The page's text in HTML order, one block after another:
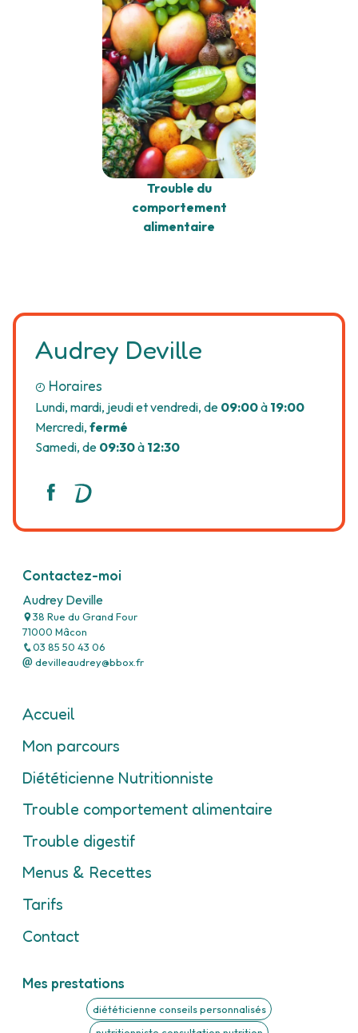
Trouble du
comportement
alimentaire
Audrey Deville
Horaires
Lundi, mardi, jeudi et vendredi, de 09:00à 19:00
Mercredi, fermé
Samedi, de 09:30à 12:30
Contactez-moi
Audrey Deville
38 Rue du Grand Four
71000 Mâcon
03 85 50 43 06
devilleaudrey@bbox.fr
Accueil
Mon parcours
Diététicienne Nutritionniste
Trouble comportement alimentaire
Trouble digestif
Menus & Recettes
Tarifs
Contact
Mes prestations
diététicienne conseils personnalisés